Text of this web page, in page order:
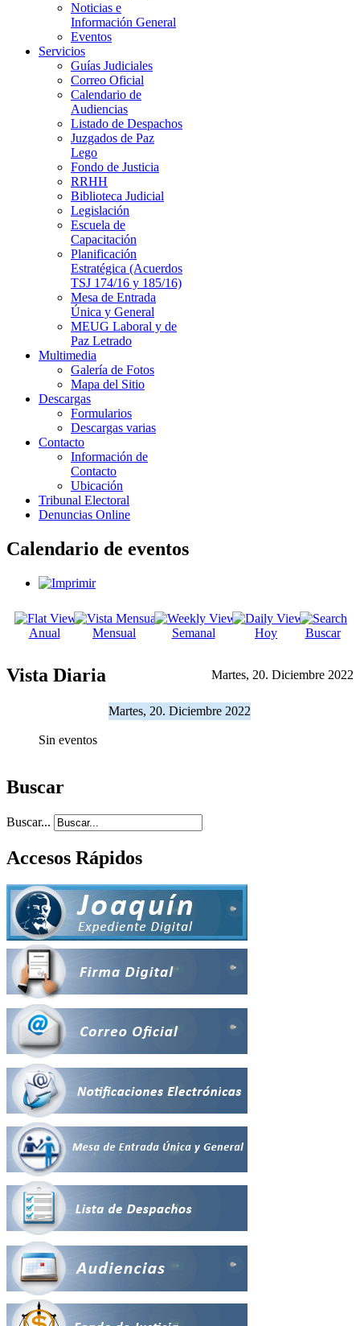
Noticias e
Información General
Eventos
Servicios
Guías Judiciales
Correo Oficial
Calendario de
Audiencias
Listado de Despachos
Juzgados de Paz
Lego
Fondo de Justicia
RRHH
Biblioteca Judicial
Legislación
Escuela de
Capacitación
Planificación
Estratégica (Acuerdos
TSJ 174/16 y 185/16)
Mesa de Entrada
Única y General
MEUG Laboral y de
Paz Letrado
Multimedia
Galería de Fotos
Mapa del Sitio
Descargas
Formularios
Descargas varias
Contacto
Información de
Contacto
Ubicación
Tribunal Electoral
Denuncias Online
Calendario de eventos
Anual Mensual Semanal Hoy Buscar
Vista Diaria Martes, 20. Diciembre 2022
Martes, 20. Diciembre 2022
Sin eventos
Buscar
Buscar...
Accesos Rápidos